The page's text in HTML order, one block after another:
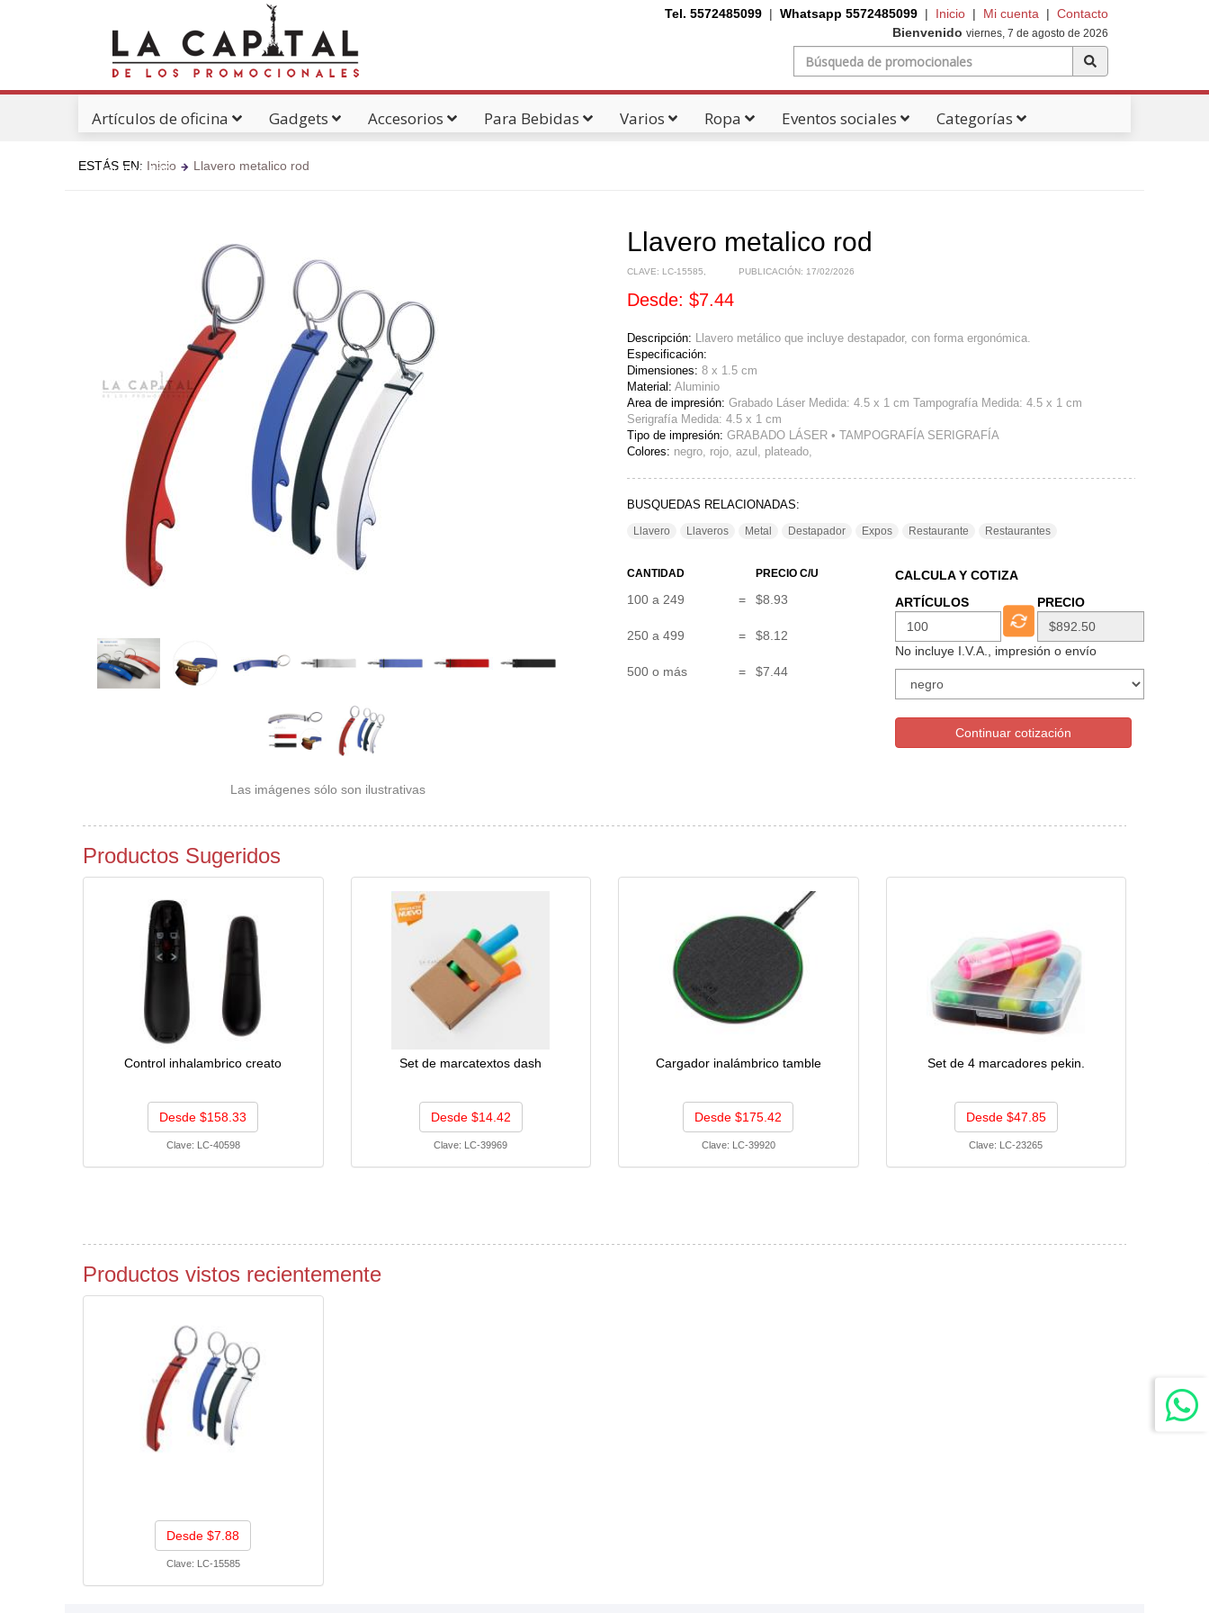
Tel. 5572485099 | Whatsapp 5572485099 | Inicio | Mi cuenta | Contacto
Bienvenido viernes, 7 de agosto de 2026
Artículos de oficina Gadgets Accesorios Para Bebidas Varios Ropa Eventos sociales Categorías
Catálogos Pdf's
ESTÁS EN: Inicio Llavero metalico rod
Las imágenes sólo son ilustrativas
Llavero metalico rod
CLAVE: LC-15585 PUBLICACIÓN: 17/02/2026
Desde: $7.44
Descripción: Llavero metálico que incluye destapador, con forma ergonómica.
Especificación:
Dimensiones: 8 x 1.5 cm
Material: Aluminio
Area de impresión: Grabado Láser Medida: 4.5 x 1 cm Tampografía Medida: 4.5 x 1 cm
Serigrafía Medida: 4.5 x 1 cm
Tipo de impresión: GRABADO LÁSER • TAMPOGRAFÍA SERIGRAFÍA
Colores: negro, rojo, azul, plateado,
BUSQUEDAS RELACIONADAS:
Llavero Llaveros Metal Destapador Expos Restaurante Restaurantes
CANTIDAD PRECIO C/U
100 a 249 = $8.93
250 a 499 = $8.12
500 o más = $7.44
CALCULA Y COTIZA
ARTÍCULOS
PRECIO
No incluye I.V.A., impresión o envío
Continuar cotización
Productos Sugeridos
Control inhalambrico creato
Desde $158.33
Clave: LC-40598
Set de marcatextos dash
Desde $14.42
Clave: LC-39969
Cargador inalámbrico tamble
Desde $175.42
Clave: LC-39920
Set de 4 marcadores pekin.
Desde $47.85
Clave: LC-23265
Productos vistos recientemente
Desde $7.88
Clave: LC-15585